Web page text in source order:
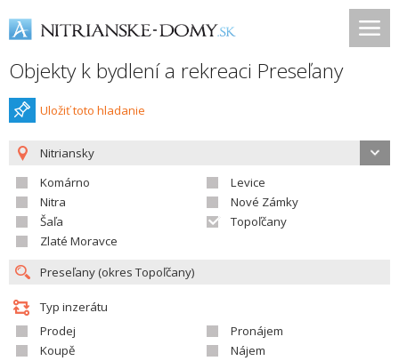
Objekty k bydlení a rekreaci Preseľany
Uložiť toto hladanie
Nitriansky
Komárno
Levice
Nitra
Nové Zámky
Šaľa
Topoľčany
Zlaté Moravce
Typ inzerátu
Prodej
Pronájem
Koupě
Nájem